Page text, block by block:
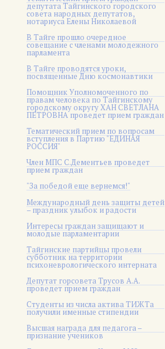
депутата Тайгинского городского
совета народных депутатов,
нотариуса Елены Николаевой
В Тайге прошло очередное
совещание с членами молодежного
парламента
В Тайге проводятся уроки,
посвященные Дню космонавтики
Помощник Уполномоченного по
правам человека по Тайгинскому
городскому округу ХАН СВЕТЛАНА
ПЕТРОВНА проведет прием граждан
Тематический прием по вопросам
вступления в Партию "ЕДИНАЯ
РОССИЯ"
Член МПС С.Дементьев проведет
прием граждан
"За победой еще вернемся!"
Международный день защиты детей
– праздник улыбок и радости
Интересы граждан защищают и
молодые парламентарии
Тайгинские партийцы провели
субботник на территории
психоневрологического интерната
Депутат горсовета Трусов А.А.
проведет прием граждан
Студенты из числа актива ТИЖТа
получили именные стипендии
Высшая награда для педагога –
признание учеников